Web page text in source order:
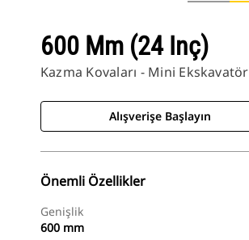
600 Mm (24 Inç)
Kazma Kovaları - Mini Ekskavatör
Alışverişe Başlayın
Önemli Özellikler
Genişlik
600 mm